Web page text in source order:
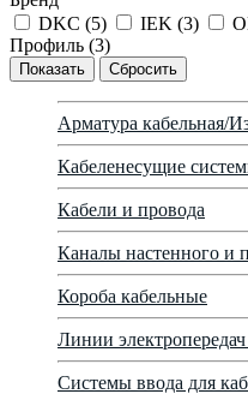
DKC (5) IEK (3)
Профиль (3)
Арматура кабельная/
Кабеленесущие
Кабели и провода
Каналы настенного и
Короба кабельные
Линии
Системы ввода для